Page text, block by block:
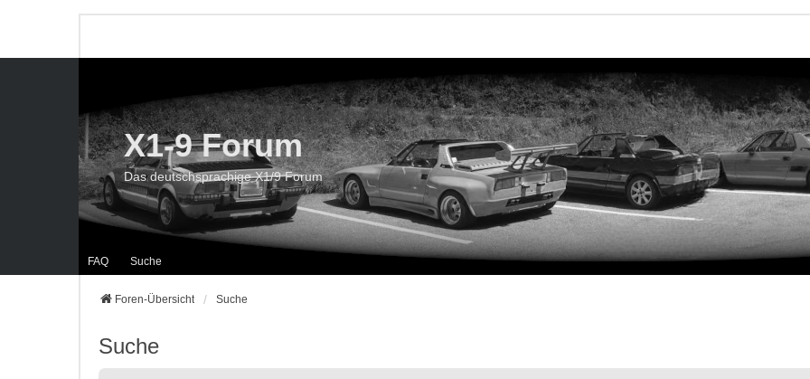
FAQ Suche
X1-9 Forum
Das deutschsprachige X1/9 Forum
Foren-Übersicht Suche
Suche